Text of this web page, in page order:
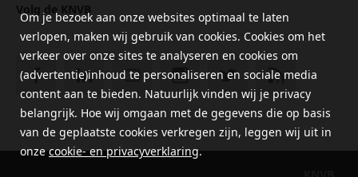
Volg de KNVB
Om je bezoek aan onze websites optimaal te laten
verlopen, maken wij gebruik van cookies. Cookies om het
verkeer over onze sites te analyseren en cookies om
(advertentie)inhoud te personaliseren en sociale media
content aan te bieden. Natuurlijk vinden wij je privacy
belangrijk. Hoe wij omgaan met de gegevens die op basis
van de geplaatste cookies verkregen zijn, leggen wij uit in
onzecookie- en privacyverklaring.